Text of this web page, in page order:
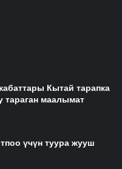
Кытай тарапка
тараган маалымат
үчүн туура жууш